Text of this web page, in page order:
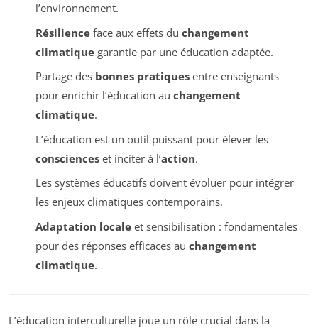
l’environnement.
Résilienceface aux effets du changement
climatiquegarantie par une éducation adaptée.
Partage des bonnes pratiquesentre enseignants
pour enrichir l’éducation au changement
climatique.
L’éducation est un outil puissant pour élever les
conscienceset inciter à l’action.
Les systèmes éducatifs doivent évoluer pour intégrer
les enjeux climatiques contemporains.
Adaptation localeet sensibilisation : fondamentales
pour des réponses efficaces au changement
climatique.
L’éducation interculturelle joue un rôle crucial dans la